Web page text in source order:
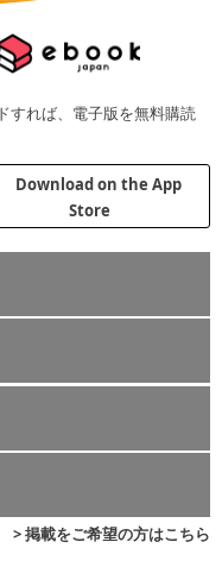
すれば、電子版を無料購読
> 掲載をご希望の方はこちら